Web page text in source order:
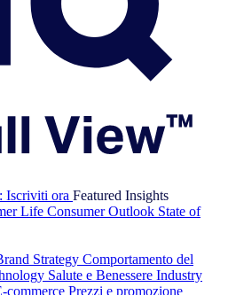
Iscriviti ora Featured Insights
Life Consumer Outlook State of
Strategy Comportamento del
Salute e Benessere Industry
commerce Prezzi e promozione